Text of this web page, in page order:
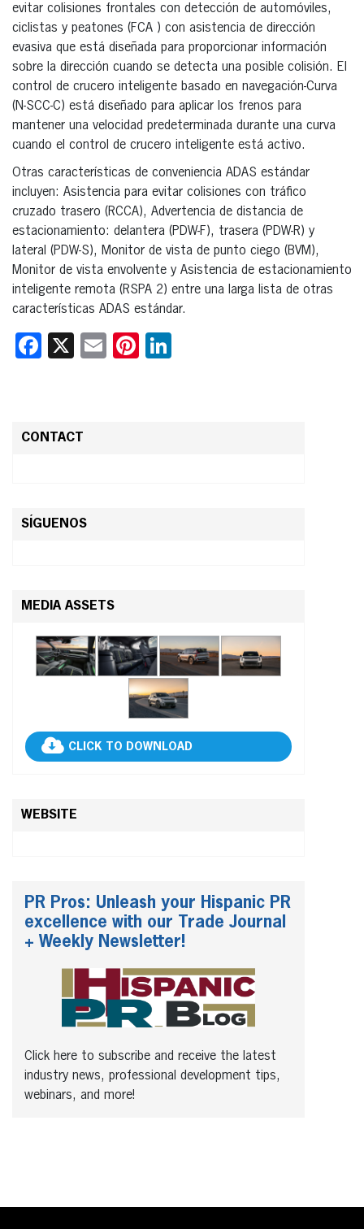
evitar colisiones frontales con detección de automóviles,
ciclistas y peatones (FCA ) con asistencia de dirección
evasiva que está diseñada para proporcionar información
sobre la dirección cuando se detecta una posible colisión. El
control de crucero inteligente basado en navegación-Curva
(N-SCC-C) está diseñado para aplicar los frenos para
mantener una velocidad predeterminada durante una curva
cuando el control de crucero inteligente está activo.
Otras características de conveniencia ADAS estándar
incluyen: Asistencia para evitar colisiones con tráfico
cruzado trasero (RCCA), Advertencia de distancia de
estacionamiento: delantera (PDW-F), trasera (PDW-R) y
lateral (PDW-S), Monitor de vista de punto ciego (BVM),
Monitor de vista envolvente y Asistencia de estacionamiento
inteligente remota (RSPA 2) entre una larga lista de otras
características ADAS estándar.
Facebook
X EmailPinterest
CONTACT
SÍGUENOS
MEDIA ASSETS
CLICK TO DOWNLOAD
WEBSITE
PR Pros: Unleash your Hispanic PR
excellence with our Trade Journal
+ Weekly Newsletter!
Click here to subscribe and receive the latest
industry news, professional development tips,
webinars, and more!